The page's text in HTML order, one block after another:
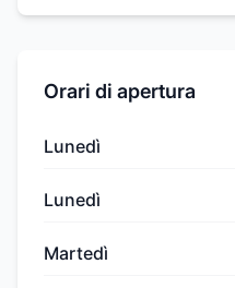
Orari di apertura
Lunedì
Lunedì
Martedì